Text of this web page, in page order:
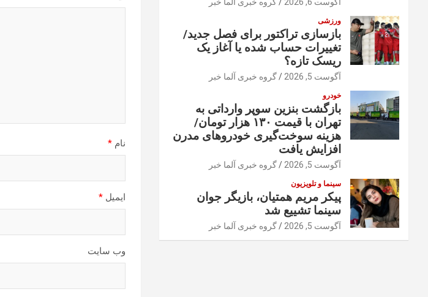
نام *
ایمیل *
وب‌ سایت
ورزشی
بازسازی تراکتور برای فصل جدید/
تغییرات حساب شده یا آغاز یک
ریسک تازه؟
آگوست 5, 2026 گروه خبری آلما خبر
خودرو
بازگشت بنزین سوپر وارداتی به
تهران با قیمت ۱۳۰ هزار تومان/
هزینه سوخت‌گیری خودرو‌های مدرن
افزایش یافت
آگوست 5, 2026 گروه خبری آلما خبر
سینما و تلویزیون
پیکر مریم همتیان، بازیگر جوان
سینما تشییع شد
آگوست 5, 2026 گروه خبری آلما خبر